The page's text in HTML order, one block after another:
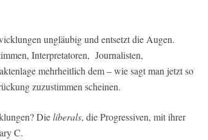
ungläubig und entsetzt die Augen.
Interpretatoren, Journalisten,
mehrheitlich dem – wie sagt man jetzt so
zuzustimmen scheinen.
Dieliberals, die Progressiven, mit ihrer
C.